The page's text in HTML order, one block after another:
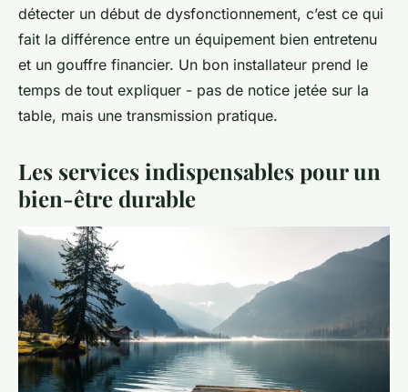
détecter un début de dysfonctionnement, c’est ce qui
fait la différence entre un équipement bien entretenu
et un gouffre financier. Un bon installateur prend le
temps de tout expliquer - pas de notice jetée sur la
table, mais une transmission pratique.
Les services indispensables pour un
bien-être durable